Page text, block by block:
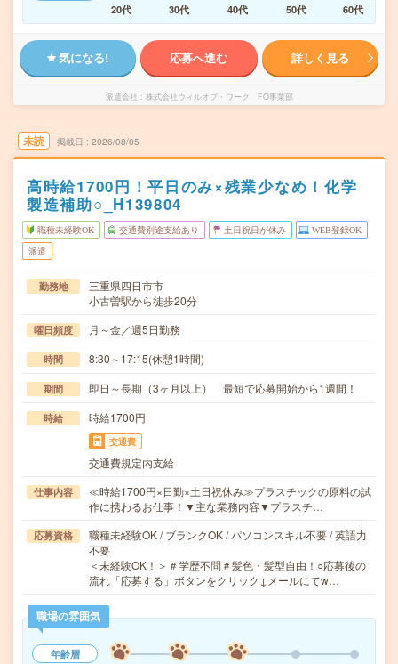
20代
30代 40代 50代 60代
気になる! 応募へ進む 詳しく見る
派遣会社 株式会社ウィルオブ・ワーク FO事業部
未読 掲載日 2026/08/05
高時給1700円！平日のみ×残業少なめ！化学
製造補助○_H139804
職種未経験OK 交通費別途支給あり 土日祝日が休み WEB登録OK
派遣
勤務地
三重県四日市市
小古曽駅から徒歩20分
曜日頻度 月～金／週5日勤務
時間 8:30～17:15(休憩1時間)
期間 即日～長期（3ヶ月以上） 最短で応募開始から1週間！
時給 時給1700円
交通費
交通費規定内支給
仕事内容
≪時給1700円×日勤×土日祝休み≫プラスチックの原料の試
作に携わるお仕事！▼主な業務内容▼プラスチ…
応募資格
職種未経験OK / ブランクOK / パソコンスキル不要 / 英語力
不要
＜未経験OK！＞＃学歴不問＃髪色・髪型自由！○応募後の
流れ「応募する」ボタンをクリック↓メールにてw…
職場の雰囲気
年齢層